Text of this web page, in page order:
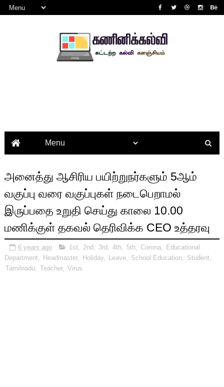
அனைத்து ஆசிரிய பயிற்றுநர்களும் 5ஆம்
வகுப்பு வரை வகுப்புகள் நடைபெறாமல்
இருப்பதை உறுதி செய்து காலை 10.00
மணிக்குள் தகவல் தெரிவிக்க CEO உத்தரவு
6 years ago 1st 2nd 3rd 4th, 5th, Corona
Educational
Department
Headmaster, Holiday, Leave, School Education, Student
Tamilnadu
Teacher, Virus